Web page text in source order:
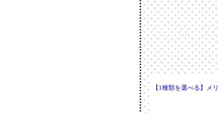
【1種類を選べる】メ